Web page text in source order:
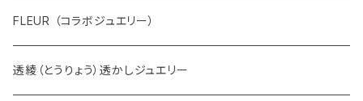
FLEUR （コラボジュエリー）
透綾（とうりょう）透かしジュエリー